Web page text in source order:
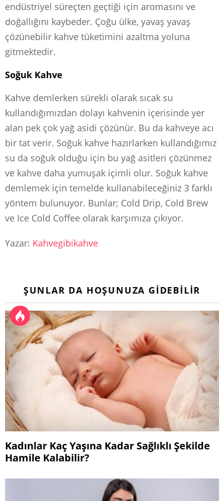
endüstriyel süreçten geçtiği için aromasını ve
doğallığını kaybeder. Çoğu ülke, yavaş yavaş
çözünebilir kahve tüketimini azaltma yoluna
gitmektedir.
Soğuk Kahve
Kahve demlerken sürekli olarak sıcak su
kullandığımızdan dolayı kahvenin içerisinde yer
alan pek çok yağ asidi çözünür. Bu da kahveye acı
bir tat verir. Soğuk kahve hazırlarken kullandığımız
su da soğuk olduğu için bu yağ asitleri çözünmez
ve kahve daha yumuşak içimli olur. Soğuk kahve
demlemek için temelde kullanabileceğiniz 3 farklı
yöntem bulunuyor. Bunlar; Cold Drip, Cold Brew
ve Ice Cold Coffee olarak karşımıza çıkıyor.
Yazar: Kahvegibikahve
ŞUNLAR DA HOŞUNUZA GIDEBILIR
Kadınlar Kaç Yaşına Kadar Sağlıklı Şekilde
Hamile Kalabilir?